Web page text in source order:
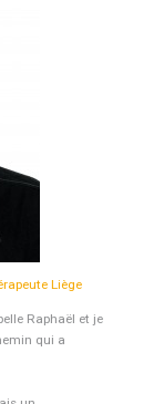
Liège
Raphaël et je
qui a